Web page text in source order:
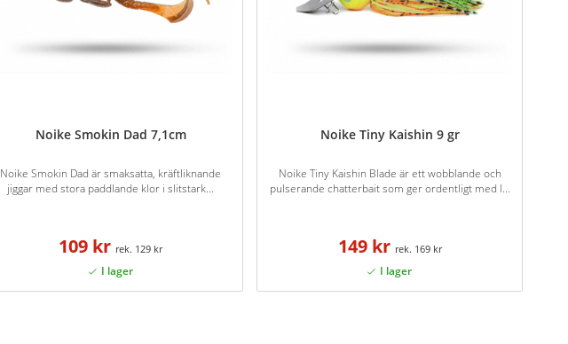
Noike Smokin Dad 7,1cm
Noike Smokin Dad är smaksatta, kräftliknande
jiggar med stora paddlande klor i slitstark...
109 kr 129 kr
Noike Tiny Kaishin 9 gr
Noike Tiny Kaishin Blade är ett wobblande och
pulserande chatterbait som ger ordentligt med l...
149 kr 169 kr